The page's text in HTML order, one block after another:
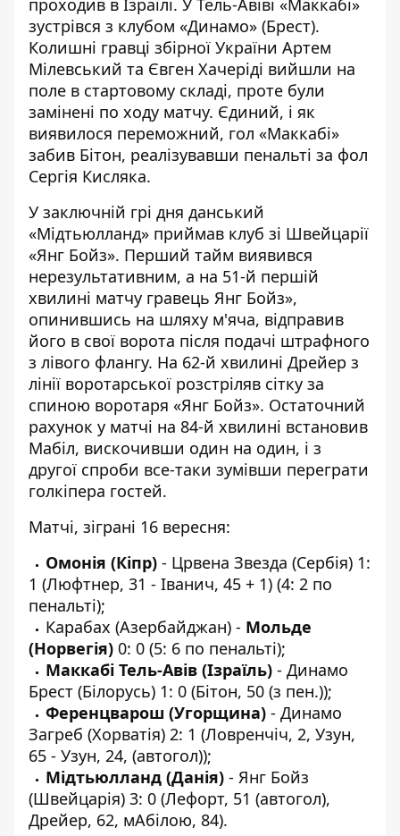
проходив в Ізраїлі. У Тель-Авіві «Маккабі»
зустрівся з клубом «Динамо» (Брест).
Колишні гравці збірної України Артем
Мілевський та Євген Хачеріді вийшли на
поле в стартовому складі, проте були
замінені по ходу матчу. Єдиний, і як
виявилося переможний, гол «Маккабі»
забив Бітон, реалізувавши пенальті за фол
Сергія Кисляка.
У заключній грі дня данський
«Мідтьюлланд» приймав клуб зі Швейцарії
«Янг Бойз». Перший тайм виявився
нерезультативним, а на 51-й першій
хвилині матчу гравець Янг Бойз»,
опинившись на шляху м'яча, відправив
його в свої ворота після подачі штрафного
з лівого флангу. На 62-й хвилині Дрейер з
лінії воротарської розстріляв сітку за
спиною воротаря «Янг Бойз». Остаточний
рахунок у матчі на 84-й хвилині встановив
Мабіл, вискочивши один на один, і з
другої спроби все-таки зумівши переграти
голкіпера гостей.
Матчі, зіграні 16 вересня:
Омонія (Кіпр) - Црвена Звезда (Сербія) 1:
1 (Люфтнер, 31 - Іванич, 45 + 1) (4: 2 по
пенальті);
Карабах (Азербайджан) - Мольде
(Норвегія) 0: 0 (5: 6 по пенальті);
Маккабі Тель-Авів (Ізраїль) - Динамо
Брест (Білорусь) 1: 0 (Бітон, 50 (з пен.));
Ференцварош (Угорщина) - Динамо
Загреб (Хорватія) 2: 1 (Ловренчіч, 2, Узун,
65 - Узун, 24, (автогол));
Мідтьюлланд (Данія) - Янг Бойз
(Швейцарія) 3: 0 (Лефорт, 51 (автогол),
Дрейер, 62, мАбілою, 84).